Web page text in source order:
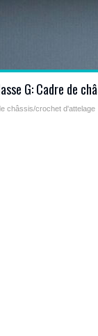
G: Cadre de
châssis/crochet d'attelage